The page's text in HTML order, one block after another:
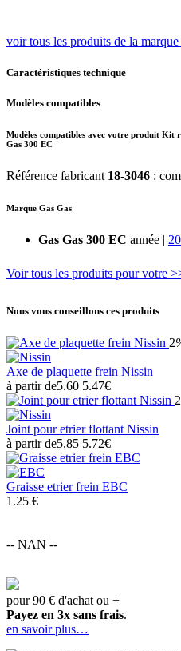
voir tous les produits de la marque
Caractéristiques technique
Modèles compatibles
Modèles compatibles avec votre produit
Gas 300 EC
Référence fabricant 18-3046 :
Marque Gas Gas
Gas Gas 300 EC année |
Voir tous les produits pour votre
Nous vous conseillons ces produits
2
Axe de plaquette frein Nissin
à partir de5.60 5.47€
2
Joint pour etrier flottant Nissin
à partir de5.85 5.72€
Graisse etrier frein EBC
1.25 €
-- NAN --
pour 90 € d'achat ou +
Payez en 3x sans frais.
en savoir plus…